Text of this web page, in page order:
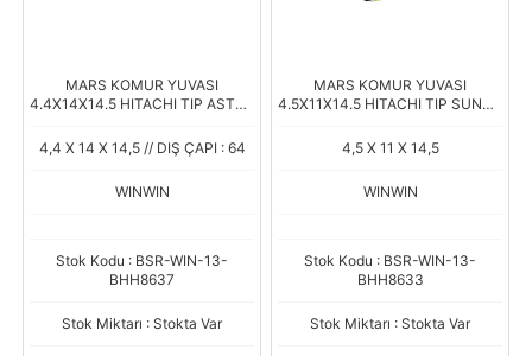
MARS KOMUR YUVASI
4.4X14X14.5 HITACHI TIP ASTRA
FRONTERA ALMERA HI4551
4,4 X 14 X 14,5 // DIŞ ÇAPI : 64
WINWIN
Stok Kodu : BSR-WIN-13-
BHH8637
Stok Miktarı : Stokta Var
MARS KOMUR YUVASI
4.5X11X14.5 HITACHI TIP SUNNY
4,5 X 11 X 14,5
WINWIN
Stok Kodu : BSR-WIN-13-
BHH8633
Stok Miktarı : Stokta Var